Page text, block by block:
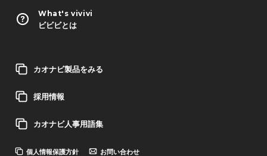
What's vivivi
ビビビとは
カオナビ製品をみる
採用情報
カオナビ人事用語集
個人情報保護方針 お問い合わせ